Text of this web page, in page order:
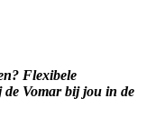
Flexibele
Vomar bij jou in de